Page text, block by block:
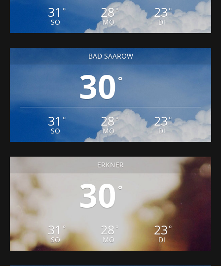
31 °
SO
28°
MO
23°
DI
BAD SAAROW
30 °
31 °
SO
28°
MO
23°
DI
ERKNER
30 °
31 °
SO
28 °
MO
23 °
DI